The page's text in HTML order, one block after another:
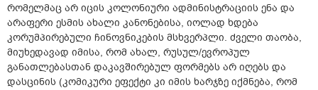
რომელმაც არ იცის კოლონიური ადმინისტრაციის ენა და
არაფერი ესმის ახალი კანონებისა, იოლად ხდება
კორუმპირებული ჩინოვნიკების მსხვერპლი. ძველი თაობა,
მიუხედავად იმისა, რომ ახალ, რუსულ/ევროპულ
განათლებასთან დაკავშირებულ ფორმებს არ იღებს და
დასცინის (კომიკური ეფექტი კი იმის ხარჯზე იქმნება, რომ